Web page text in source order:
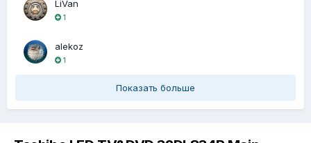
LiVan
1
alekoz
1
Показать больше